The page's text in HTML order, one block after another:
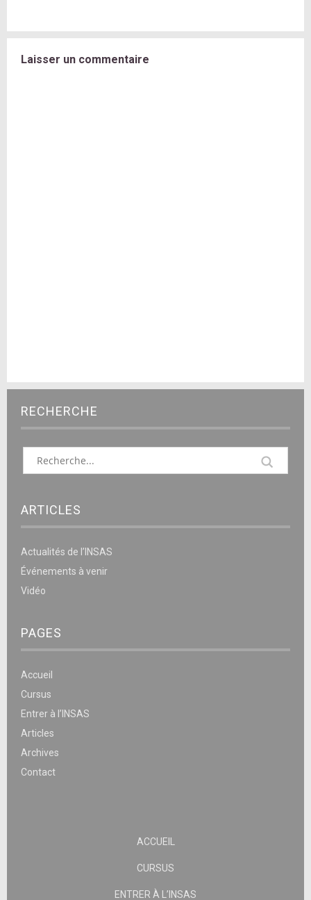
Laisser un commentaire
RECHERCHE
ARTICLES
Actualités de l’INSAS
Événements à venir
Vidéo
PAGES
Accueil
Cursus
Entrer à l’INSAS
Articles
Archives
Contact
ACCUEIL
CURSUS
ENTRER À L’INSAS